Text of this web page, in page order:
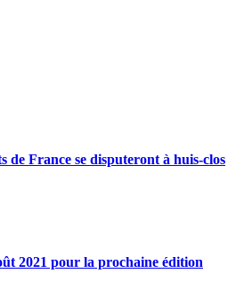
de France se disputeront à huis-clos
2021 pour la prochaine édition